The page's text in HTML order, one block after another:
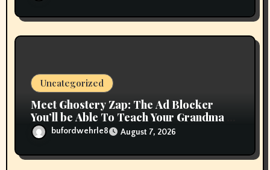
Uncategorized
Meet Ghostery Zap: The Ad Blocker
You’ll be Able To Teach Your Grandma In
2 Minutes
bufordwehrle8 August 7, 2026